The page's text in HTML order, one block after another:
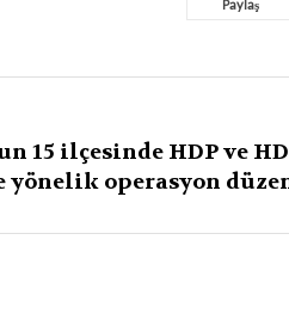
Paylaş
15 ilçesinde HDP ve
yönelik operasyon